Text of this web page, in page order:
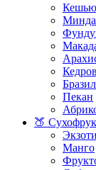
Кешью
Пекан
🍑
Манго